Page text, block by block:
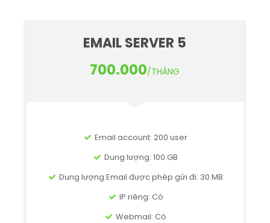
EMAIL SERVER 5
700.000/THÁNG
Email account: 200 user
Dung lượng: 100 GB
Dung lượng Email được phép gửi đi: 30 MB
IP riêng: Có
Webmail: Có